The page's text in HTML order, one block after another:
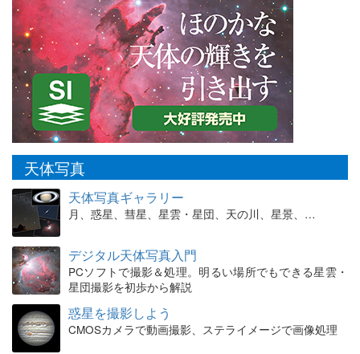
天体写真
天体写真ギャラリー
月、惑星、彗星、星雲・星団、天の川、星景、…
デジタル天体写真入門
PCソフトで撮影＆処理。明るい場所でもできる星雲・
星団撮影を初歩から解説
惑星を撮影しよう
CMOSカメラで動画撮影、ステライメージで画像処理